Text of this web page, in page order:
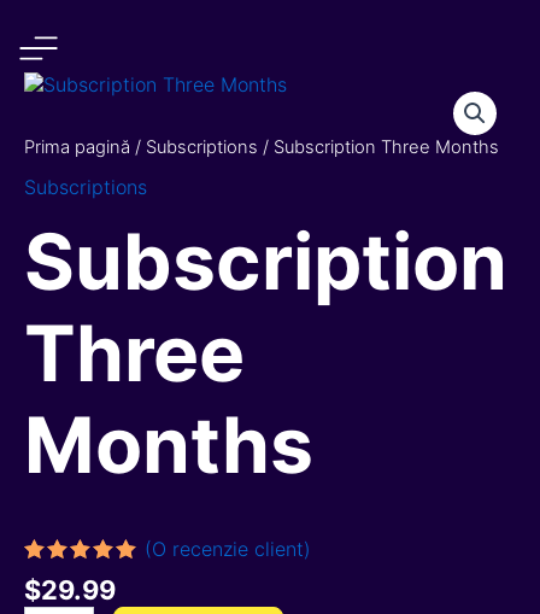
content
Prima pagină / Subscriptions / Subscription Three Months
Subscriptions
Subscription
Three
Months
Evaluat la
5.00din 5
(O recenzie client)
$29.99
Cantitate
Months